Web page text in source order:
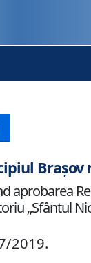
Brașov
aprobarea
„Sfântul
2019.